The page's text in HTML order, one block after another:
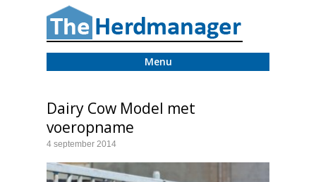
Menu
Dairy Cow Model met
voeropname
4 september 2014